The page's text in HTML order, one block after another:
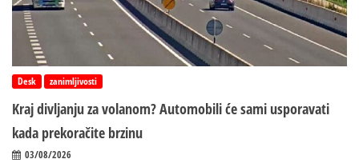
Desk zanimljivosti
Kraj divljanju za volanom? Automobili će sami usporavati
kada prekoračite brzinu
03/08/2026